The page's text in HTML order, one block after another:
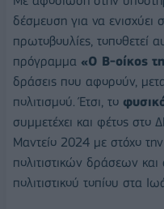
δέσμευση για να ενισχύει
πρωτοβουλίες, τοποθετεί
πρόγραμμα «Ο Β-οίκος
δράσεις που αφορούν,
πολιτισμού. Έτσι, το
συμμετέχει και φέτος
Μαντείο 2024 με στόχο
πολιτιστικών δράσεων
πολιτιστικού τοπίου στα